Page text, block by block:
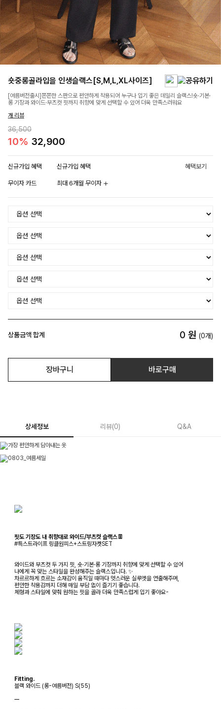
숏중롱골라입을 인생슬랙스[S,M,L,XL사이즈]
[여름버전출시]쫀쫀한 스판으로 편안하게 착용되어 누구나 입기 좋은 데일리 슬랙스!숏·기본·
롱 기장과 와이드·부츠컷 핏까지 취향에 맞게 선택할 수 있어 더욱 만족스러워요
개 리뷰
36,500
10% 32,900
신규가입 혜택 신규가입 혜택 혜택보기
무이자 카드 최대 6개월 무이자
상품금액 합계 0 원 (0개)
장바구니 바로구매
상세정보 리뷰(0) Q&A
핏도 기장도 내 취향대로 와이드/부츠컷 슬랙스👖
#특스트라이프 링클원피스+스트링자켓SET
와이드와 부츠컷 두 가지 핏, 숏·기본·롱 기장까지 취향에 맞게 선택할 수 있어
나에게 꼭 맞는 스타일을 완성해주는 슬랙스입니다. ✨
차르르하게 흐르는 소재감이 움직일 때마다 멋스러운 실루엣을 연출해주며,
편안한 착용감까지 더해 매일 부담 없이 즐기기 좋습니다.
체형과 스타일에 맞춰 원하는 핏을 골라 더욱 만족스럽게 입기 좋아요-
Fitting.
블랙 와이드 (롱-여름버전) S(55)
ㅡ